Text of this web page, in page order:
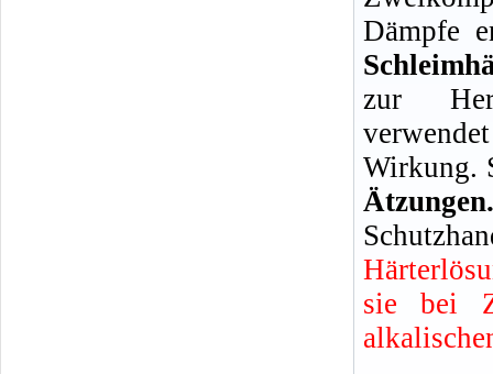
Dämpfe
zur
Wirkung.
sie bei